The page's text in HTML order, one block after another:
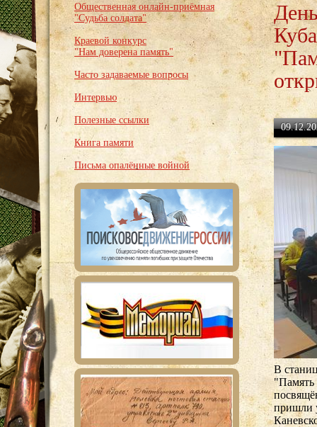
Общественная онлайн-приёмная
"Судьба солдата"
Краевой конкурс
"Нам доверена память"
Часто задаваемые вопросы
Интервью
Полезные ссылки
Книга памяти
Письма опалённые войной
В
"Память
пришли